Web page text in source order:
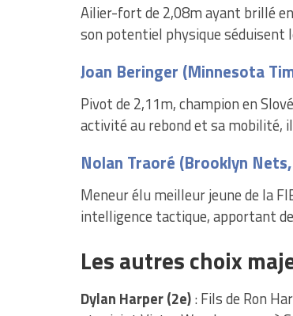
Ailier-fort de 2,08m ayant brillé
son potentiel physique séduisent
Joan Beringer (Minnesota
Pivot de 2,11m, champion en
activité au rebond et sa mobilité,
Nolan Traoré (Brooklyn
Meneur élu meilleur jeune de la
intelligence tactique, apportant
Les autres choix
Dylan Harper (2e): Fils de Ron